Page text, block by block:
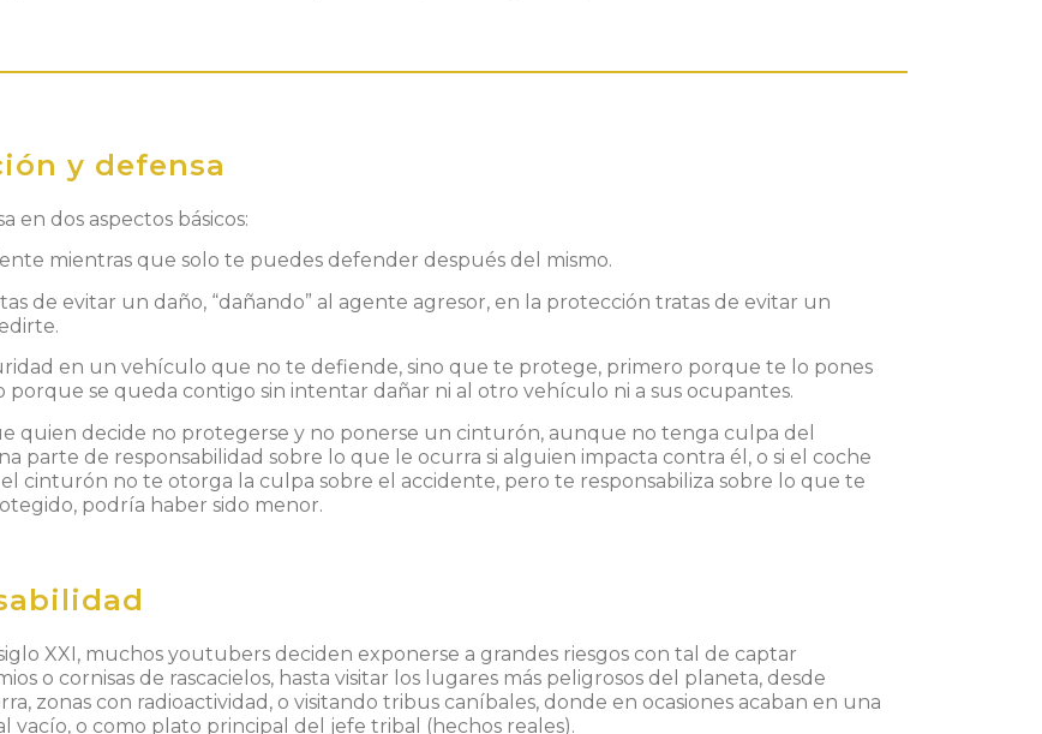
y defensa
en dos aspectos básicos:
mientras que solo te puedes defender después del mismo.
de evitar un daño, “dañando” al agente agresor, en la protección tratas de evitar un
en un vehículo que no te defiende, sino que te protege, primero porque te lo pones
porque se queda contigo sin intentar dañar ni al otro vehículo ni a sus ocupantes.
quien decide no protegerse y no ponerse un cinturón, aunque no tenga culpa del
parte de responsabilidad sobre lo que le ocurra si alguien impacta contra él, o si el coche
cinturón no te otorga la culpa sobre el accidente, pero te responsabiliza sobre lo que te
podría haber sido menor.
XXI, muchos youtubers deciden exponerse a grandes riesgos con tal de captar
o cornisas de rascacielos, hasta visitar los lugares más peligrosos del planeta, desde
zonas con radioactividad, o visitando tribus caníbales, donde en ocasiones acaban en una
vacío, o como plato principal del jefe tribal (hechos reales).